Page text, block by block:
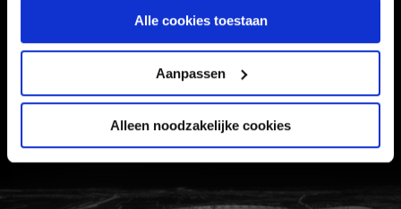
Alle cookies toestaan
Aanpassen
Alleen noodzakelijke cookies
Informatie
VEELGESTELDE VRAGEN
VERTROUWENSPERSOON
FC Utrecht<br>vanuit<br>het